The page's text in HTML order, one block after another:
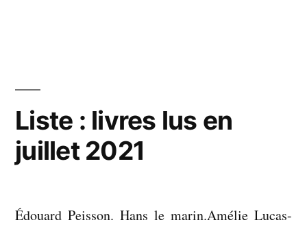
2024
Liste : livres lus en
juillet 2021
Édouard Peisson. Hans le marin.Amélie Lucas-